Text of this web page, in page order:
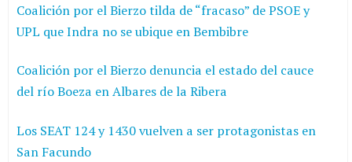
Coalición por el Bierzo tilda de “fracaso” de PSOE y
UPL que Indra no se ubique en Bembibre
Coalición por el Bierzo denuncia el estado del cauce
del río Boeza en Albares de la Ribera
Los SEAT 124 y 1430 vuelven a ser protagonistas en
San Facundo